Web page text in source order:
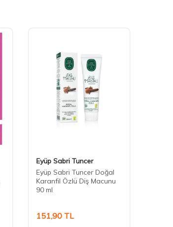
Eyüp Sabri Tuncer
Eyüp Sabri Tuncer Doğal
Karanfil Özlü Diş Macunu
90 ml
151,90 TL